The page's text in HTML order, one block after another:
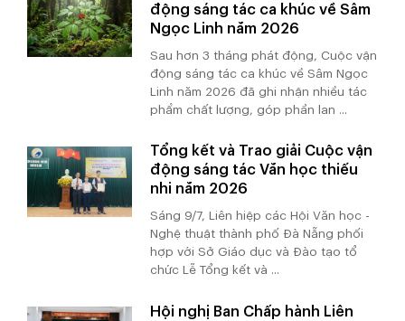
động sáng tác ca khúc về Sâm
Ngọc Linh năm 2026
Sau hơn 3 tháng phát động, Cuộc vận
động sáng tác ca khúc về Sâm Ngọc
Linh năm 2026 đã ghi nhận nhiều tác
phẩm chất lượng, góp phần lan ...
Tổng kết và Trao giải Cuộc vận
động sáng tác Văn học thiếu
nhi năm 2026
Sáng 9/7, Liên hiệp các Hội Văn học -
Nghệ thuật thành phố Đà Nẵng phối
hợp với Sở Giáo dục và Đào tạo tổ
chức Lễ Tổng kết và ...
Hội nghị Ban Chấp hành Liên